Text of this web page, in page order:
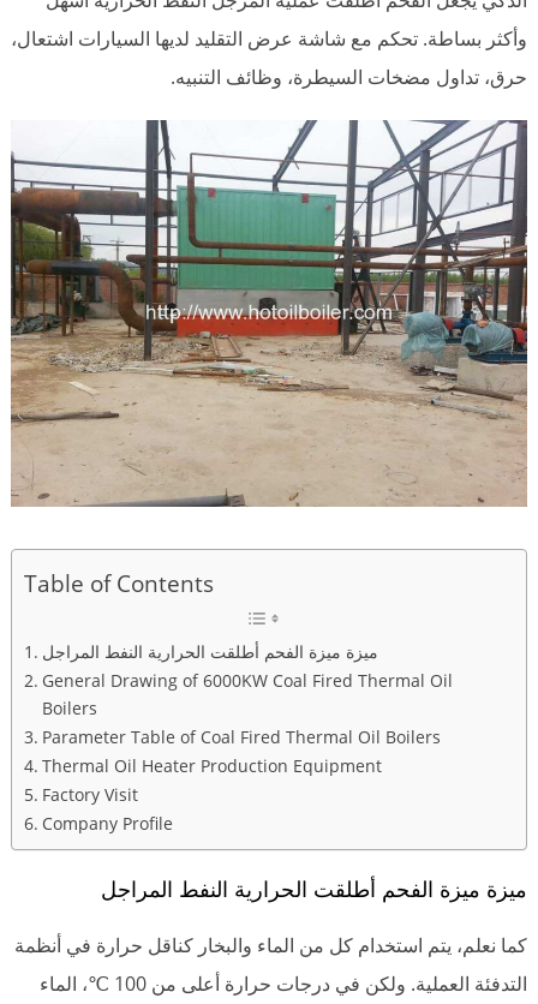
وأكثر بساطة. تحكم مع شاشة عرض التقليد لديها السيارات اشتعال،
حرق، تداول مضخات السيطرة، وظائف التنبيه.
Table of Contents
ميزة ميزة الفحم أطلقت الحرارية النفط المراجل
General Drawing of 6000KW Coal Fired Thermal Oil
Boilers
Parameter Table of Coal Fired Thermal Oil Boilers
Thermal Oil Heater Production Equipment
Factory Visit
Company Profile
ميزة ميزة الفحم أطلقت الحرارية النفط المراجل
كما نعلم، يتم استخدام كل من الماء والبخار كناقل حرارة في أنظمة
التدفئة العملية. ولكن في درجات حرارة أعلى من 100 ℃، الماء